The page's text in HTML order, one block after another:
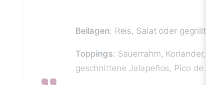
Beilagen: Reis, Salat oder
Toppings: Sauerrahm, Koriander,
geschnittene Jalapeños, Pico de